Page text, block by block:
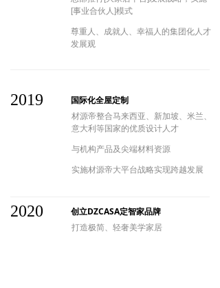
[事业合伙人]模式
尊重人、成就人、幸福人的集团化人才
发展观
2019 国际化全屋定制
材源帝整合马来西亚、新加坡、米兰、
意大利等国家的优质设计人才
与机构产品及尖端材料资源
实施材源帝大平台战略实现跨越发展
2020 创立DZCASA定智家品牌
打造极简、 轻奢美学家居